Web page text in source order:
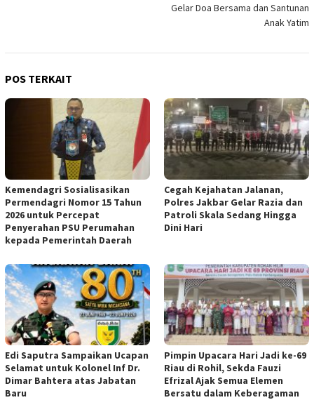
Gelar Doa Bersama dan Santunan
Anak Yatim
POS TERKAIT
Kemendagri Sosialisasikan
Permendagri Nomor 15 Tahun
2026 untuk Percepat
Penyerahan PSU Perumahan
kepada Pemerintah Daerah
Cegah Kejahatan Jalanan,
Polres Jakbar Gelar Razia dan
Patroli Skala Sedang Hingga
Dini Hari
Edi Saputra Sampaikan Ucapan
Selamat untuk Kolonel Inf Dr.
Dimar Bahtera atas Jabatan
Baru
Pimpin Upacara Hari Jadi ke-69
Riau di Rohil, Sekda Fauzi
Efrizal Ajak Semua Elemen
Bersatu dalam Keberagaman